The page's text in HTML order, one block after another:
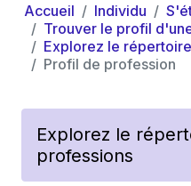
Accueil Individu
Trouver le profil
Explorez le
Profil de profession
Explorez le
professions